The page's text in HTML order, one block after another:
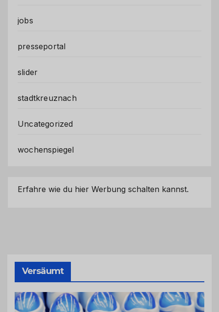
jobs
presseportal
slider
stadtkreuznach
Uncategorized
wochenspiegel
Erfahre wie du hier Werbung schalten kannst.
Versäumt